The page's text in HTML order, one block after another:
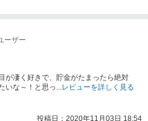
タッフ一同願っております！今後とも
ーザー
が凄く好きで、貯金がたまったら絶対
いな～！と思っ...レビューを詳しく見る
投稿日：2020年11月03日 18:54